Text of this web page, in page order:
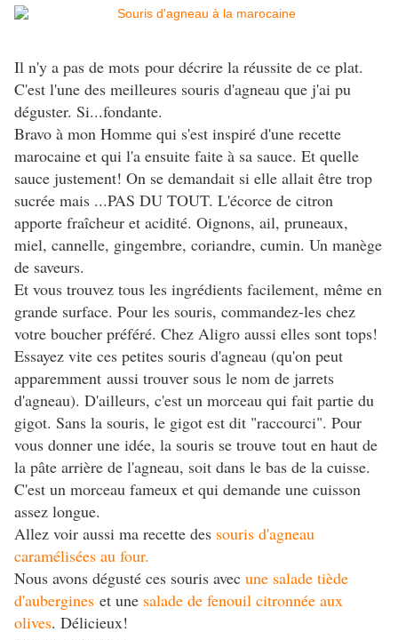
Il n'y a pas de mots pour décrire la réussite de ce plat.
C'est l'une des meilleures souris d'agneau que j'ai pu
déguster. Si...fondante.
Bravo à mon Homme qui s'est inspiré d'une recette
marocaine et qui l'a ensuite faite à sa sauce. Et quelle
sauce justement! On se demandait si elle allait être trop
sucrée mais ...PAS DU TOUT. L'écorce de citron
apporte fraîcheur et acidité. Oignons, ail, pruneaux,
miel, cannelle, gingembre, coriandre, cumin. Un manège
de saveurs.
Et vous trouvez tous les ingrédients facilement, même en
grande surface. Pour les souris, commandez-les chez
votre boucher préféré. Chez Aligro aussi elles sont tops!
Essayez vite ces petites souris d'agneau (qu'on peut
apparemment aussi trouver sous le nom de jarrets
d'agneau). D'ailleurs, c'est un morceau qui fait partie du
gigot. Sans la souris, le gigot est dit "raccourci". Pour
vous donner une idée, la souris se trouve tout en haut de
la pâte arrière de l'agneau, soit dans le bas de la cuisse.
C'est un morceau fameux et qui demande une cuisson
assez longue.
Allez voir aussi ma recette des souris d'agneau
caramélisées au four.
Nous avons dégusté ces souris avec une salade tiède
d'aubergines et une salade de fenouil citronnée aux
olives. Délicieux!